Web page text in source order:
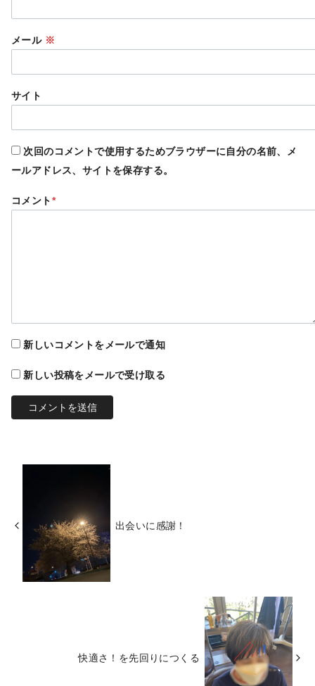
メール ※
サイト
次回のコメントで使用するためブラウザーに自分の名前、メ
ールアドレス、サイトを保存する。
コメント*
新しいコメントをメールで通知
新しい投稿をメールで受け取る
出会いに感謝！
快適さ！を先回りにつくる